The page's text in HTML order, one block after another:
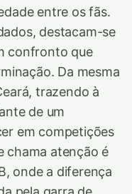
entre os fãs.
destacam-se
confronto que
Da mesma
trazendo à
de um
em competições
chama atenção é
onde a diferença